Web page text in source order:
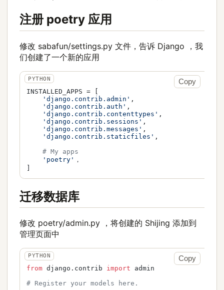
注册 poetry 应用
修改 sabafun/settings.py 文件，告诉 Django ，我
们创建了一个新的应用
INSTALLED_APPS = [
'django.contrib.admin' ,
'django.contrib.auth' ,
'django.contrib.contenttypes' ,
'django.contrib.sessions' ,
'django.contrib.messages' ,
'django.contrib.staticfiles' ,
# My
'poetry' ，
Copy
迁移数据库
修改 poetry/admin.py ，将创建的 Shijing 添加到
管理页面中
from django.contrib import admin
# Register your
Copy